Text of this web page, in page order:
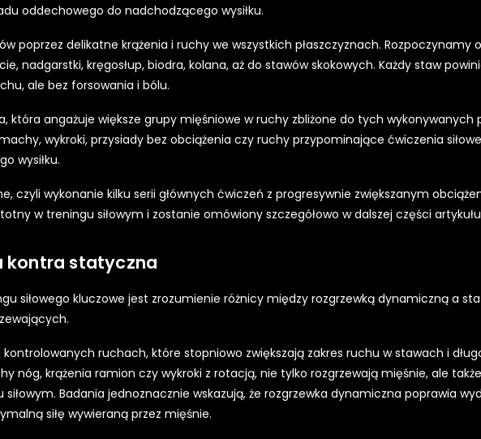
oddechowego do nadchodzącego wysiłku.
poprzez delikatne krążenia i ruchy we wszystkich płaszczyznach. Rozpoczynamy
nadgarstki, kręgosłup, biodra, kolana, aż do stawów skokowych. Każdy staw
ale bez forsowania i bólu.
która angażuje większe grupy mięśniowe w ruchy zbliżone do tych wykonywanych
wykroki, przysiady bez obciążenia czy ruchy przypominające ćwiczenia siłowe
wysiłku.
czyli wykonanie kilku serii głównych ćwiczeń z progresywnie zwiększanym
w treningu siłowym i zostanie omówiony szczegółowo w dalszej części
kontra statyczna
siłowego kluczowe jest zrozumienie różnicy między rozgrzewką dynamiczną a
ruchach, które stopniowo zwiększają zakres ruchu w stawach i
nóg, krążenia ramion czy wykroki z rotacją, nie tylko rozgrzewają mięśnie, ale
Badania jednoznacznie wskazują, że rozgrzewka dynamiczna poprawia
siłę wywieraną przez mięśnie.